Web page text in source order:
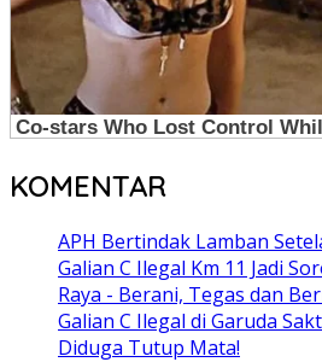
KOMENTAR
APH Bertindak Lamban
Galian C Ilegal Km 11 Jadi
Raya - Berani, Tegas dan
Galian C Ilegal di Garuda
Diduga Tutup Mata!